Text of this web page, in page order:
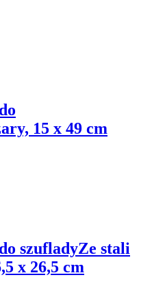
15 x 49 cm
szufladyZe stali
x 26,5 cm